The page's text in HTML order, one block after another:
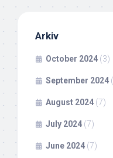
Arkiv
October 2024 (3)
September 2024
August 2024 (7)
July 2024 (7)
June 2024 (7)